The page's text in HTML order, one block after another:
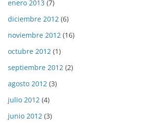
enero 2013 (7)
diciembre 2012 (6)
noviembre 2012 (16)
octubre 2012 (1)
septiembre 2012 (2)
agosto 2012 (3)
julio 2012 (4)
junio 2012 (3)